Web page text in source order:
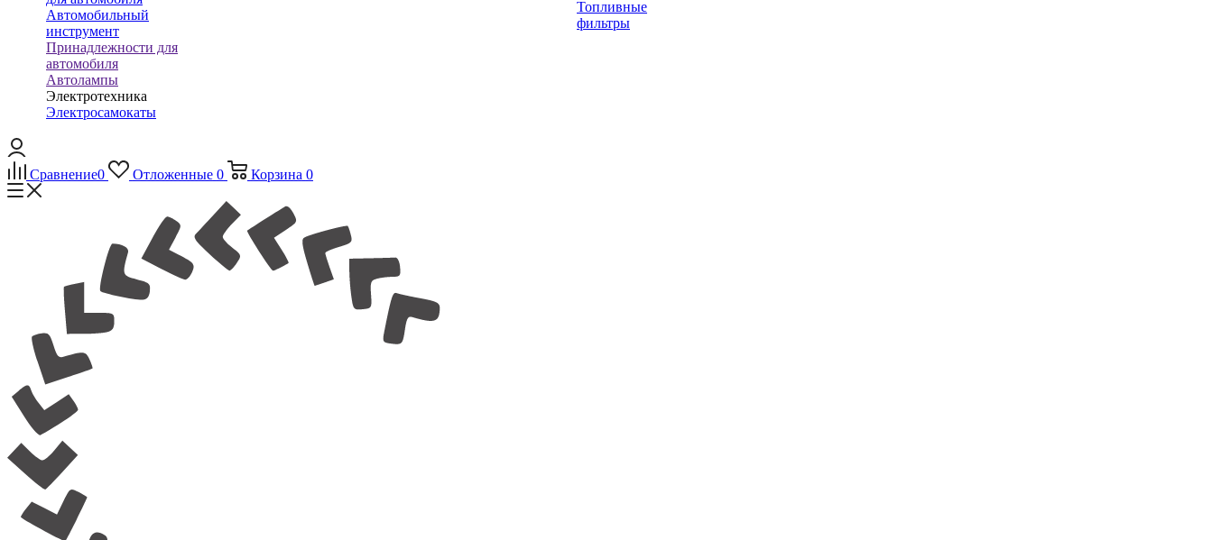
Автомобильный
инструмент
Принадлежности для
автомобиля
Автолампы
Электротехника
Электросамокаты
Топливные
фильтры
Сравнение0 Отложенные 0 Корзина 0